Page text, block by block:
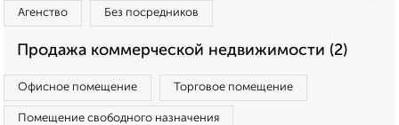
Агенство Без посредников
Продажа коммерческой недвижимости (2)
Офисное помещение Торговое помещение
Помещение свободного назначения